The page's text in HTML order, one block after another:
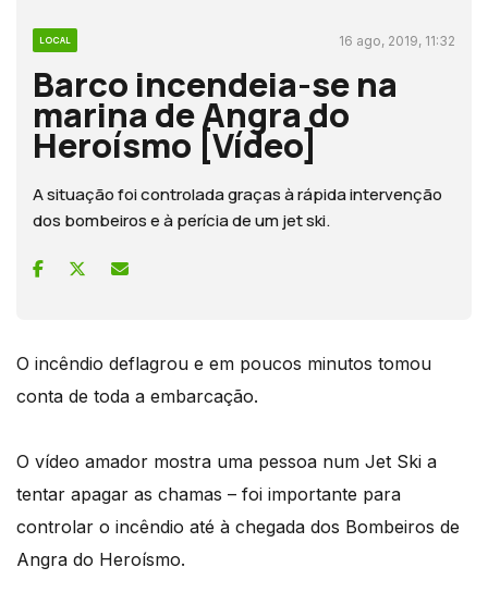
LOCAL 16 ago, 2019, 11:32
Barco incendeia-se na
marina de Angra do
Heroísmo [Vídeo]
A situação foi controlada graças à rápida intervenção
dos bombeiros e à perícia de um jet ski.
O incêndio deflagrou e em poucos minutos tomou
conta de toda a embarcação.
O vídeo amador mostra uma pessoa num Jet Ski a
tentar apagar as chamas – foi importante para
controlar o incêndio até à chegada dos Bombeiros de
Angra do Heroísmo.